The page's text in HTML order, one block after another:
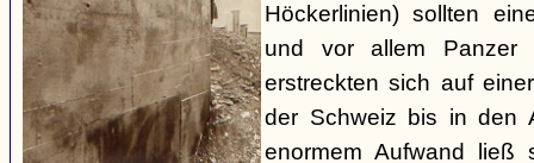
Höckerlinien) sollten
und vor allem Panzer
erstreckten sich auf
der Schweiz bis in den
enormem Aufwand ließ